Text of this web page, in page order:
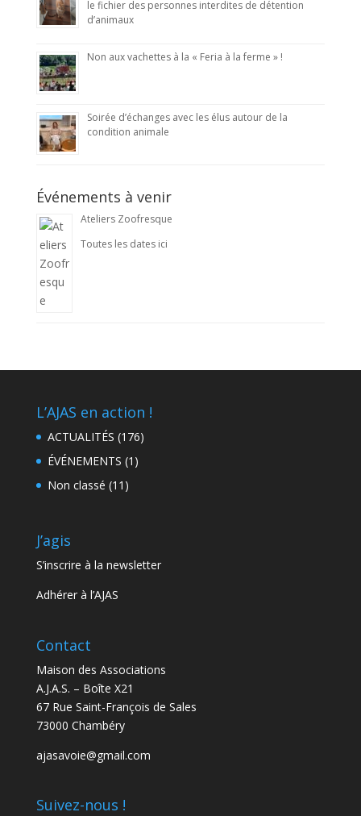
le fichier des personnes interdites de détention
d’animaux
Non aux vachettes à la « Feria à la ferme » !
Soirée d’échanges avec les élus autour de la
condition animale
Événements à venir
Ateliers Zoofresque
Toutes les dates ici
L’AJAS en action !
ACTUALITÉS (176)
ÉVÉNEMENTS (1)
Non classé (11)
J’agis
S’inscrire à la newsletter
Adhérer à l’AJAS
Contact
Maison des Associations
A.J.A.S. – Boîte X21
67 Rue Saint-François de Sales
73000 Chambéry
ajasavoie@gmail.com
Suivez-nous !